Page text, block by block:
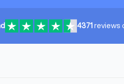
4371reviews